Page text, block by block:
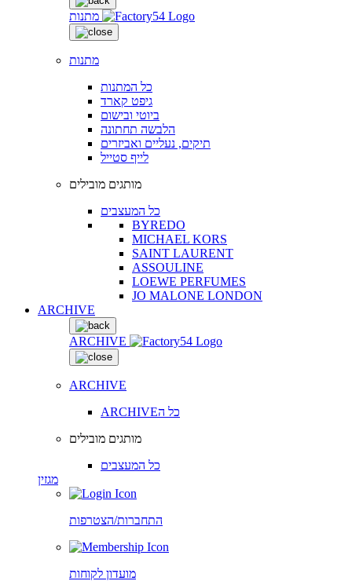
מתנות
מתנות
כל המתנות
גיפט קארד
ביוטי ובישום
הלבשה תחתונה
תיקים, נעליים ואביזרים
לייף סטייל
מותגים מובילים
כל המעצבים
BYREDO
MICHAEL KORS
SAINT LAURENT
ASSOULINE
LOEWE PERFUMES
JO MALONE LONDON
ARCHIVE
ARCHIVE
ARCHIVE
ARCHIVEכל ה
מותגים מובילים
כל המעצבים
מגזין
התחברות/הצטרפות
מועדון לקוחות